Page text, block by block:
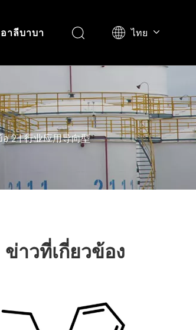
อาลีบาบา ไทย
Pусский
2 | 行业应用导向型
ข่าวที่เกี่ยวข้อง